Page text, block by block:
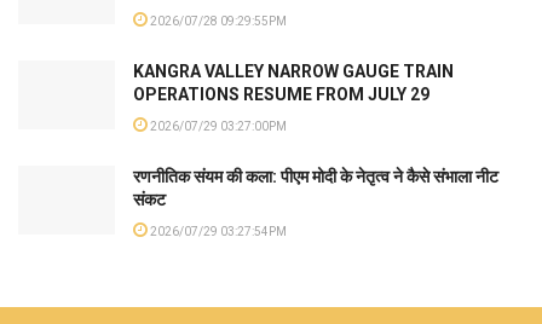
2026/07/28 09:29:55PM
KANGRA VALLEY NARROW GAUGE TRAIN
OPERATIONS RESUME FROM JULY 29
2026/07/29 03:27:00PM
रणनीतिक संयम की कला: पीएम मोदी के नेतृत्व ने कैसे संभाला नीट
संकट
2026/07/29 03:27:54PM